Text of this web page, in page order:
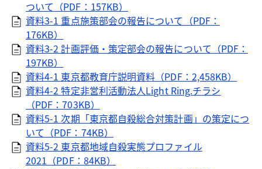
ついて（PDF：157KB）
資料3-1 重点施策部会の報告について（PDF：
176KB）
資料3-2 計画評価・策定部会の報告について（PDF：
197KB）
資料4-1 東京都教育庁説明資料（PDF：2,458KB）
資料4-2 特定非営利活動法人Light Ring.チラシ
（PDF：703KB）
資料5-1 次期「東京都自殺総合対策計画」の策定につ
いて（PDF：74KB）
資料5-2 東京都地域自殺実態プロファイル
2021（PDF：84KB）